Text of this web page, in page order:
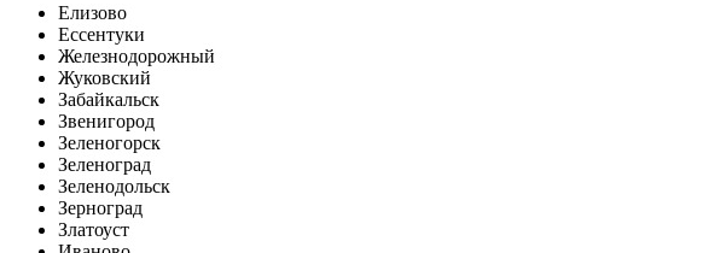
Елизово
Ессентуки
Железнодорожный
Жуковский
Забайкальск
Звенигород
Зеленогорск
Зеленоград
Зеленодольск
Зерноград
Златоуст